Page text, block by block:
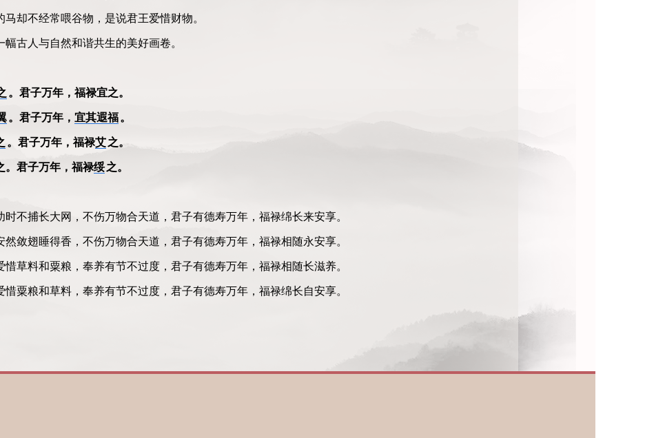
却不经常喂谷物，是说君王爱惜财物。
古人与自然和谐共生的美好画卷。
。君子万年，福禄宜之。
。君子万年， 宜其遐福。
。君子万年，福禄艾之。
。君子万年，福禄绥之。
时不捕长大网，不伤万物合天道，君子有德寿万年，福禄绵长来安享。
然敛翅睡得香，不伤万物合天道，君子有德寿万年，福禄相随永安享。
惜草料和粟粮，奉养有节不过度，君子有德寿万年，福禄相随长滋养。
惜粟粮和草料，奉养有节不过度，君子有德寿万年，福禄绵长自安享。